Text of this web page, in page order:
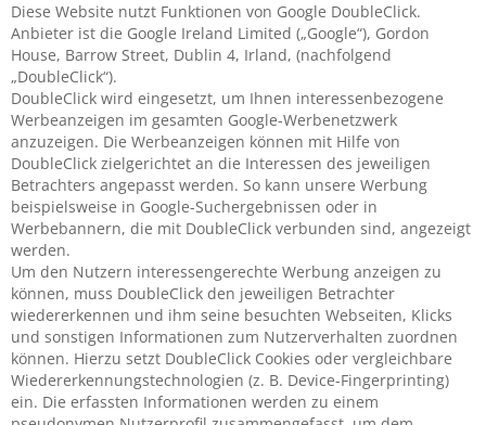
Diese Website nutzt Funktionen von Google DoubleClick.
Anbieter ist die Google Ireland Limited („Google“), Gordon
House, Barrow Street, Dublin 4, Irland, (nachfolgend
„DoubleClick“).
DoubleClick wird eingesetzt, um Ihnen interessenbezogene
Werbeanzeigen im gesamten Google-Werbenetzwerk
anzuzeigen. Die Werbeanzeigen können mit Hilfe von
DoubleClick zielgerichtet an die Interessen des jeweiligen
Betrachters angepasst werden. So kann unsere Werbung
beispielsweise in Google-Suchergebnissen oder in
Werbebannern, die mit DoubleClick verbunden sind, angezeigt
werden.
Um den Nutzern interessengerechte Werbung anzeigen zu
können, muss DoubleClick den jeweiligen Betrachter
wiedererkennen und ihm seine besuchten Webseiten, Klicks
und sonstigen Informationen zum Nutzerverhalten zuordnen
können. Hierzu setzt DoubleClick Cookies oder vergleichbare
Wiedererkennungstechnologien (z. B. Device-Fingerprinting)
ein. Die erfassten Informationen werden zu einem